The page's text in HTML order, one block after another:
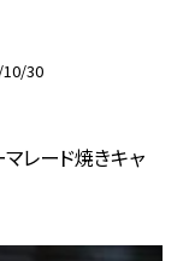
30
レード焼きキャ